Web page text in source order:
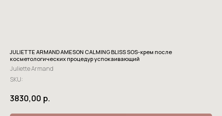
JULIETTE ARMAND AMESON CALMING BLISS SOS-крем после
косметологических процедур успокаивающий
Juliette Armand
SKU:
3830,00 р.